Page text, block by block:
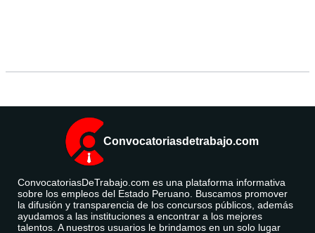
Convocatoriasdetrabajo.com
ConvocatoriasDeTrabajo.com es una plataforma informativa
sobre los empleos del Estado Peruano. Buscamos promover
la difusión y transparencia de los concursos públicos, además
ayudamos a las instituciones a encontrar a los mejores
talentos. A nuestros usuarios le brindamos en un solo lugar